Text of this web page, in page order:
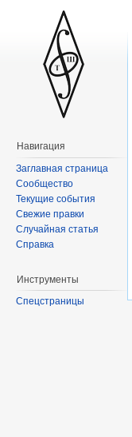
Навигация
Заглавная страница
Сообщество
Текущие события
Свежие правки
Случайная статья
Справка
Инструменты
Спецстраницы